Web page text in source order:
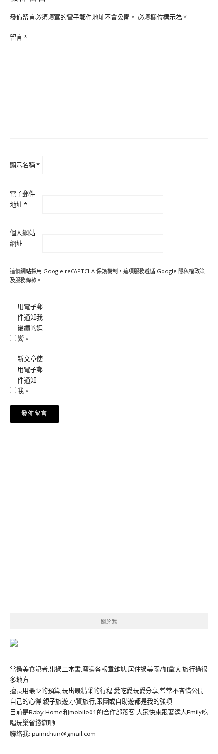
發佈留言必須填寫的電子郵件地址不會公開。 必填欄位標示為*
留言*
顯示名稱*
電子郵件
地址*
個人網站
網址
這個網站採用 Google reCAPTCHA 保護機制，這項服務遵循 Google 隱私權政策
及服務條款 。
用電子郵
件通知我
後續的迴
響。
新文章使
用電子郵
件通知
我。
關於我
當過美食記者,出過二本書,寫遍各報章雜誌 居住過美國/加拿大,旅行過很
多地方
擅長用最少的預算,玩出最精采的行程 愛吃愛玩愛分享,常常不吝惜公開
自己的心得 親子旅遊,小資旅行,跟團或自助遊都是我的強項
目前是Baby Home和mobile01的合作部落客 大家快來跟著達人Emily吃
喝玩樂省錢遊吧!
聯絡我: painichun@gmail.com